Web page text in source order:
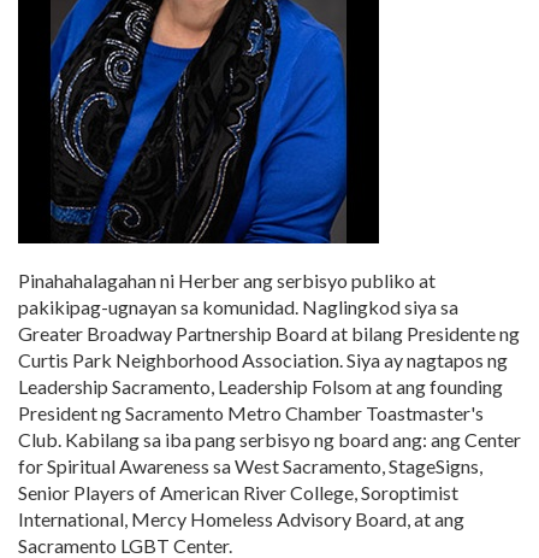
Pinahahalagahan ni Herber ang serbisyo publiko at
pakikipag-ugnayan sa komunidad. Naglingkod siya sa
Greater Broadway Partnership Board at bilang Presidente ng
Curtis Park Neighborhood Association. Siya ay nagtapos ng
Leadership Sacramento, Leadership Folsom at ang founding
President ng Sacramento Metro Chamber Toastmaster's
Club. Kabilang sa iba pang serbisyo ng board ang: ang Center
for Spiritual Awareness sa West Sacramento, StageSigns,
Senior Players of American River College, Soroptimist
International, Mercy Homeless Advisory Board, at ang
Sacramento LGBT Center.